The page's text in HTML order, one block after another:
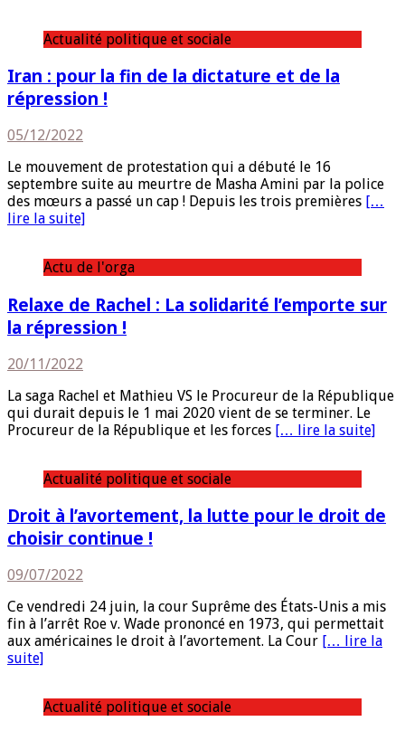
Actualité politique et sociale
Iran : pour la fin de la dictature et de la
répression !
05/12/2022
Le mouvement de protestation qui a débuté le 16
septembre suite au meurtre de Masha Amini par la police
des mœurs a passé un cap ! Depuis les trois premières […
lire la suite]
Actu de l'orga
Relaxe de Rachel : La solidarité l’emporte sur
la répression !
20/11/2022
La saga Rachel et Mathieu VS le Procureur de la République
qui durait depuis le 1 mai 2020 vient de se terminer. Le
Procureur de la République et les forces [… lire la suite]
Actualité politique et sociale
Droit à l’avortement, la lutte pour le droit de
choisir continue !
09/07/2022
Ce vendredi 24 juin, la cour Suprême des États-Unis a mis
fin à l’arrêt Roe v. Wade prononcé en 1973, qui permettait
aux américaines le droit à l’avortement. La Cour [… lire la
suite]
Actualité politique et sociale